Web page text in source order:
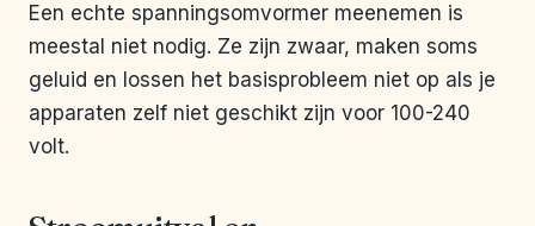
Een echte spanningsomvormer meenemen is
meestal niet nodig. Ze zijn zwaar, maken soms
geluid en lossen het basisprobleem niet op als je
apparaten zelf niet geschikt zijn voor 100-240
volt.